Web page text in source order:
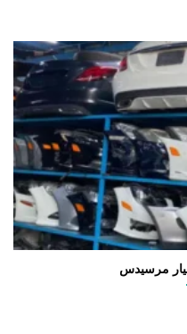
مرسيدس